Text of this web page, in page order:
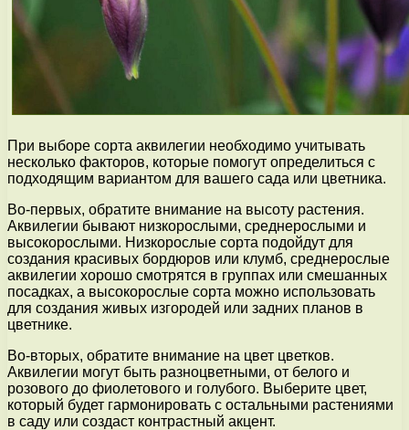
При выборе сорта аквилегии необходимо учитывать
несколько факторов, которые помогут определиться с
подходящим вариантом для вашего сада или цветника.
Во-первых, обратите внимание на высоту растения.
Аквилегии бывают низкорослыми, среднерослыми и
высокорослыми. Низкорослые сорта подойдут для
создания красивых бордюров или клумб, среднерослые
аквилегии хорошо смотрятся в группах или смешанных
посадках, а высокорослые сорта можно использовать
для создания живых изгородей или задних планов в
цветнике.
Во-вторых, обратите внимание на цвет цветков.
Аквилегии могут быть разноцветными, от белого и
розового до фиолетового и голубого. Выберите цвет,
который будет гармонировать с остальными растениями
в саду или создаст контрастный акцент.